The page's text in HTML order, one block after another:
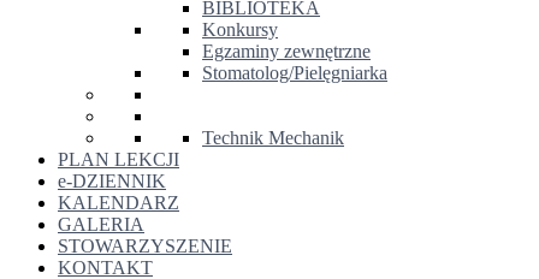
BIBLIOTEKA
Konkursy
Egzaminy zewnętrzne
Stomatolog/Pielęgniarka
Technik Mechanik
PLAN LEKCJI
e-DZIENNIK
KALENDARZ
GALERIA
STOWARZYSZENIE
KONTAKT